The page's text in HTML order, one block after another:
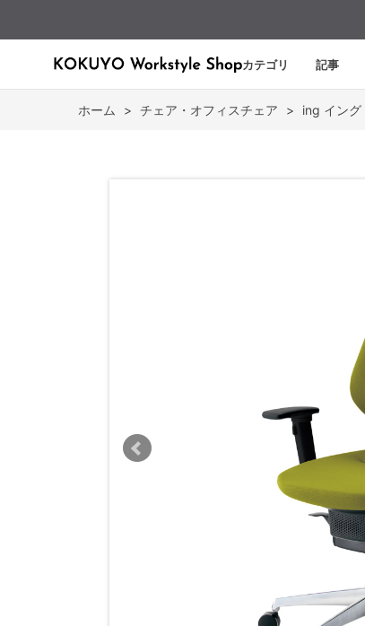
カテゴリ 記事
ホーム > チェア・オフィスチェア > ing イング